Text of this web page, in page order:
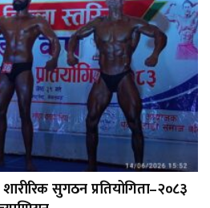
सुगठन प्रतियोगिता–२०८३